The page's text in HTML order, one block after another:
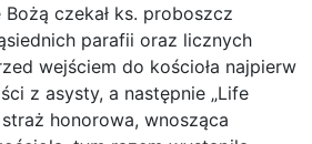
czekał ks. proboszcz
parafii oraz licznych
wejściem do kościoła najpierw
z asysty, a następnie „Life
honorowa, wnosząca